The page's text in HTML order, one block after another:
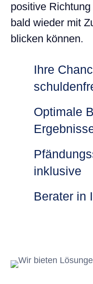
positive
bald wieder mit
blicken können.
Ihre
Optimale
inklusive
Berater in